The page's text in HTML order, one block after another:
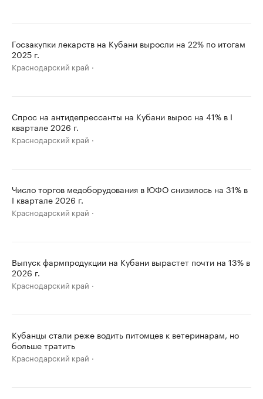
Госзакупки лекарств на Кубани выросли на 22% по итогам
2025 г.
Краснодарский край
Спрос на антидепрессанты на Кубани вырос на 41% в I
квартале 2026 г.
Краснодарский край
Число торгов медоборудования в ЮФО снизилось на 31% в
I квартале 2026 г.
Краснодарский край
Выпуск фармпродукции на Кубани вырастет почти на 13% в
2026 г.
Краснодарский край
Кубанцы стали реже водить питомцев к ветеринарам, но
больше тратить
Краснодарский край